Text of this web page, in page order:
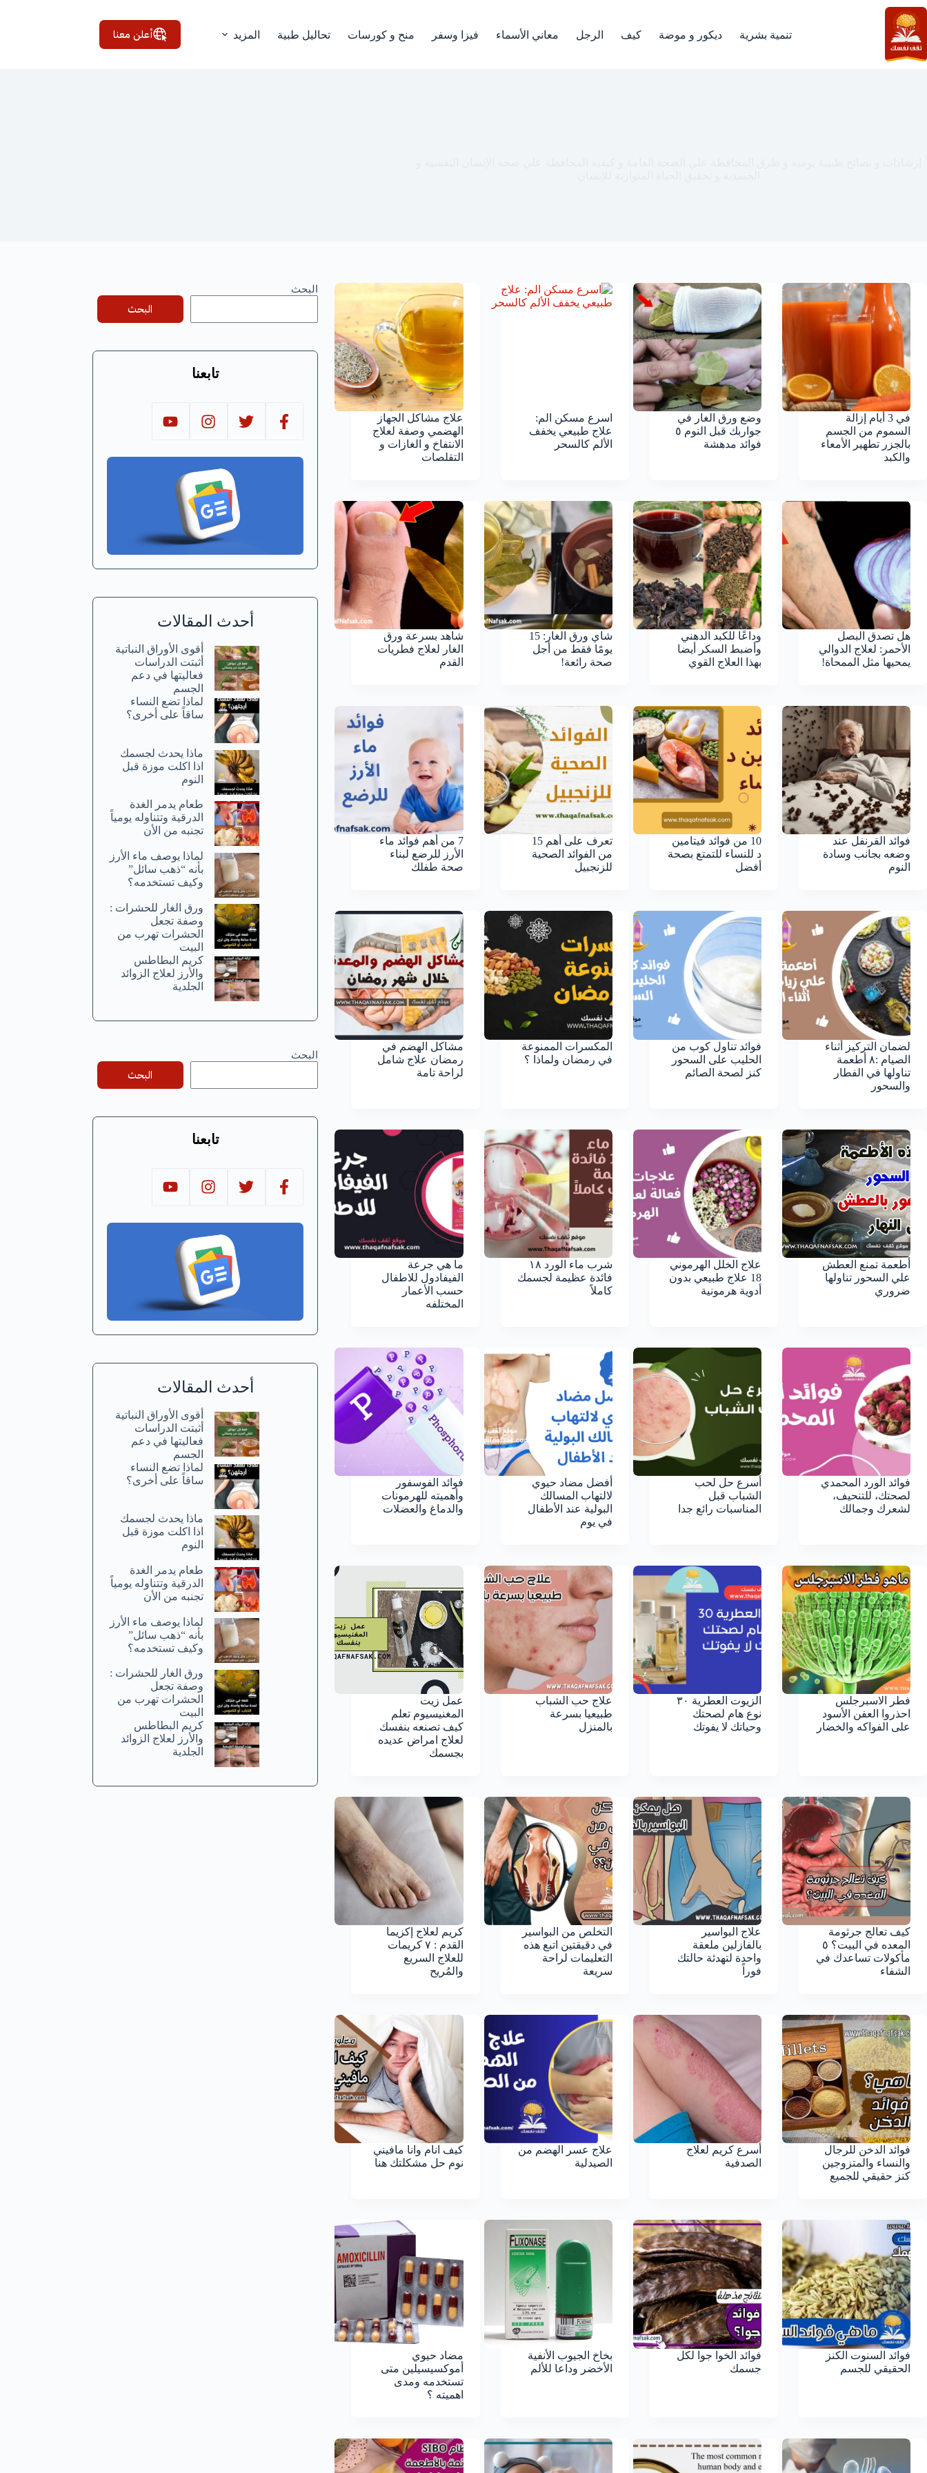
التجاوز
إلى
المحتوى
تنمية بشرية ديكور و موضة كيف الرجل معاني الأسماء فيزا وسفر منح و كورسات تحاليل طبية المزيد أعلن معنا
في 3 أيام إزالة
السموم من الجسم
بالجزر تطهير الأمعاء
والكبد
وضع ورق الغار في
جواربك قبل النوم ٥
فوائد مدهشة
اسرع مسكن الم:
علاج طبيعي يخفف
الألم كالسحر
علاج مشاكل الجهاز
الهضمي وصفة لعلاج
الانتفاخ و الغازات و
التقلصات
هل تصدق البصل
الأحمر: لعلاج الدوالي
يمحيها مثل الممحاة!
وداعًا للكبد الدهني
وأضبط السكر أيضا
بهذا العلاج القوي
شاي ورق الغار: 15
يومًا فقط من أجل
صحة رائعة!
شاهد بسرعة ورق
الغار لعلاج فطريات
القدم
فوائد القرنفل عند
وضعه بجانب وسادة
النوم
10 من فوائد فيتامين
د للنساء للتمتع بصحة
أفضل
تعرف على أهم 15
من الفوائد الصحية
للزنجبيل
7 من أهم فوائد ماء
الأرز للرضع لبناء
صحة طفلك
لضمان التركيز أثناء
الصيام :٨ أطعمة
تناولها في الفطار
والسحور
فوائد تناول كوب من
الحليب على السحور
كنز لصحة الصائم
المكسرات الممنوعة
في رمضان ولماذا ؟
مشاكل الهضم في
رمضان علاج شامل
لراحة تامة
أطعمة تمنع العطش
علي السحور تناولها
ضروري
علاج الخلل الهرموني
18 علاج طبيعي بدون
أدوية هرمونية
شرب ماء الورد ١٨
فائدة عظيمة لجسمك
كاملاً
ما هي جرعة
الفيفادول للاطفال
حسب الأعمار
المختلفه
فوائد الورد المحمدي
لصحتك، للتنحيف،
لشعرك وجمالك
أسرع حل لحب
الشباب قبل
المناسبات رائع جدا
أفضل مضاد حيوي
لالتهاب المسالك
البولية عند الأطفال
في يوم
فوائد الفوسفور
وأهميته للهرمونات
والدماغ والعضلات
فطر الاسبرجلس
احذروا العفن الأسود
على الفواكه والخضار
الزيوت العطرية ٣٠
نوع هام لصحتك
وحياتك لا يفوتك
علاج حب الشباب
طبيعيا بسرعة
بالمنزل
عمل زيت
المغنيسيوم تعلم
كيف تصنعه بنفسك
لعلاج امراض عديده
بجسمك
كيف تعالج جرثومة
المعده في البيت؟ ٥
مأكولات تساعدك في
الشفاء
علاج البواسير
بالفازلين ملعقة
واحدة لتهدئة حالتك
فوراً
التخلص من البواسير
في دقيقتين اتبع هذه
التعليمات لراحة
سريعة
كريم لعلاج إكزيما
القدم : ٧ كريمات
للعلاج السريع
والمُريح
فوائد الدخن للرجال
والنساء والمتزوجين
كنز حقيقي للجميع
أسرع كريم لعلاج
الصدفية
علاج عسر الهضم من
الصيدلية
كيف انام وانا مافيني
نوم حل مشكلتك هنا
فوائد السنوت الكنز
الحقيقي للجسم
فوائد الخوا جوا لكل
جسمك
بخاخ الجيوب الأنفية
الأخضر وداعا للألم
مضاد حيوي
أموكسيسيلين متى
تستخدمه ومدى
اهميته ؟
البحث
البحث
تابعنا
أحدث المقالات
أقوى الأوراق النباتية
أثبتت الدراسات
فعاليتها في دعم
الجسم
لماذا تضع النساء
ساقاً على أخرى؟
ماذا يحدث لجسمك
اذا اكلت موزة قبل
النوم
طعام يدمر الغدة
الدرقية وتتناوله يومياً
تجنبه من الأن
لماذا يوصف ماء الأرز
بأنه “ذهب سائل”
وكيف تستخدمه؟
ورق الغار للحشرات :
وصفة تجعل
الحشرات تهرب من
البيت
كريم البطاطس
والأرز لعلاج الزوائد
الجلدية
البحث
البحث
تابعنا
أحدث المقالات
أقوى الأوراق النباتية
أثبتت الدراسات
فعاليتها في دعم
الجسم
لماذا تضع النساء
ساقاً على أخرى؟
ماذا يحدث لجسمك
اذا اكلت موزة قبل
النوم
طعام يدمر الغدة
الدرقية وتتناوله يومياً
تجنبه من الأن
لماذا يوصف ماء الأرز
بأنه “ذهب سائل”
وكيف تستخدمه؟
ورق الغار للحشرات :
وصفة تجعل
الحشرات تهرب من
البيت
كريم البطاطس
والأرز لعلاج الزوائد
الجلدية